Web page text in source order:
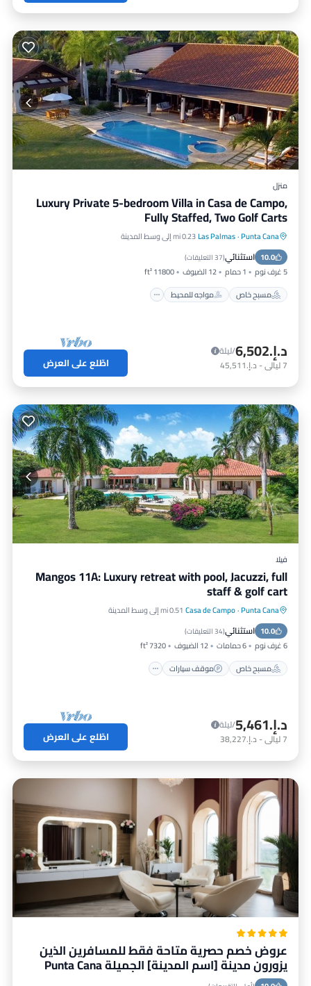
منزل
Luxury Private 5-bedroom Villa in Casa de Campo,
Fully Staffed, Two Golf Carts
Punta Cana
·
Las Palmas0.23 mi إلى وسط المدينة
10.0 استثنائي(37 التعليقات )
5 غرف نوم 1 حمام 12 الضيوف
11800 ft²
مسبح خاص
مواجه للمحيط
مسبح خاص
مواجه للمحيط
حوض استحمام ساخن
د.إ.‏6,502
/ليلة
7ليالي- د.إ.‏45,511 اطّلع على العرض
فيلا
Mangos 11A: Luxury retreat with pool, Jacuzzi, full
staff & golf cart
Punta Cana
·
Casa de Campo 0.51 mi إلى وسط المدينة
10.0 استثنائي(34 التعليقات )
6 غرف نوم 6 حمامات 12 الضيوف
7320 ft²
مسبح خاص
موقف سيارات
مسبح خاص موقف سيارات
مسبح
شرفة / تراس
د.إ.‏5,461
/ليلة
7ليالي- د.إ.‏38,227 اطّلع على العرض
عروض خصم حصرية متاحة فقط للمسافرين الذين
يزورون مدينة [اسم المدينة] الجميلة Punta Cana